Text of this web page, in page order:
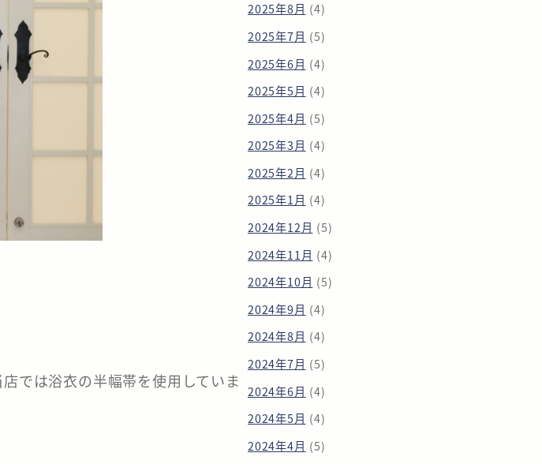
では浴衣の半幅帯を使用していま
2025年8月 (4)
2025年7月 (5)
2025年6月 (4)
2025年5月 (4)
2025年4月 (5)
2025年3月 (4)
2025年2月 (4)
2025年1月 (4)
2024年12月 (5)
2024年11月 (4)
2024年10月 (5)
2024年9月 (4)
2024年8月 (4)
2024年7月 (5)
2024年6月 (4)
2024年5月 (4)
2024年4月 (5)